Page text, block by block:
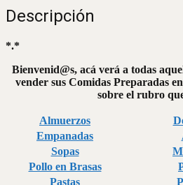
Descripción
*.*
Bienvenid@s, acá verá a todas
vender sus Comidas Preparadas
sobre el rubro
Almuerzos
Empanadas
Sopas
Pollo en Brasas
Pastas